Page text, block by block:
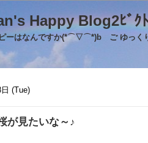
Happy
ーはなんですか(*⌒▽⌒*)b ご ゆっく
(Tue)
が見たいな～♪